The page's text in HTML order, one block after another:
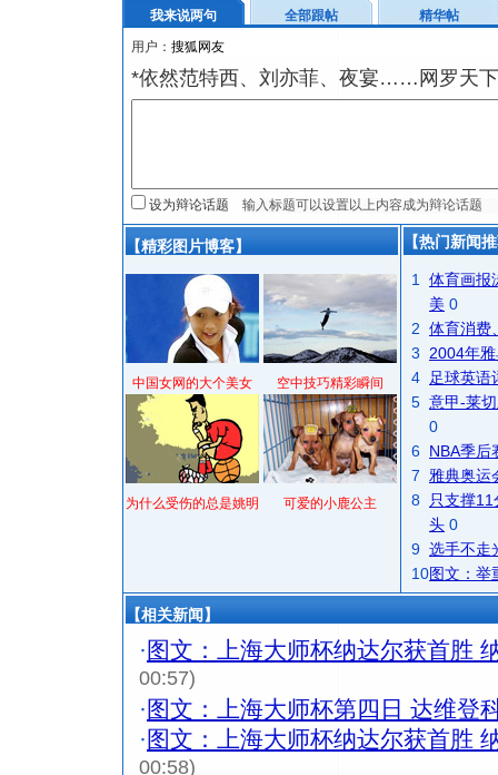
我来说两句 全部跟帖
精华帖
用户：
*依然范特西、刘亦菲、夜宴……网罗天
设为辩论话题
【精彩图片博客】
中国女网的大个美女 空中技巧精彩瞬间
为什么受伤的总是姚明 可爱的小鹿公主
【热门新闻
1
体育画报
美 0
2 体育消费
3
2004年
4
足球英语
5 意甲-莱
0
6 NBA季后
7
雅典奥运
8
只支撑
头 0
9 选手不走
10图文：举
【相关新闻】
· 图文：上海大师杯纳达尔获首胜
00:57)
· 图文：上海大师杯第四日 达维登
· 图文：上海大师杯纳达尔获首胜
00:58)